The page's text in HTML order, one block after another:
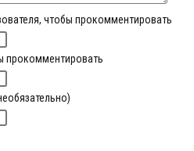
чтобы прокомментировать
прокомментировать